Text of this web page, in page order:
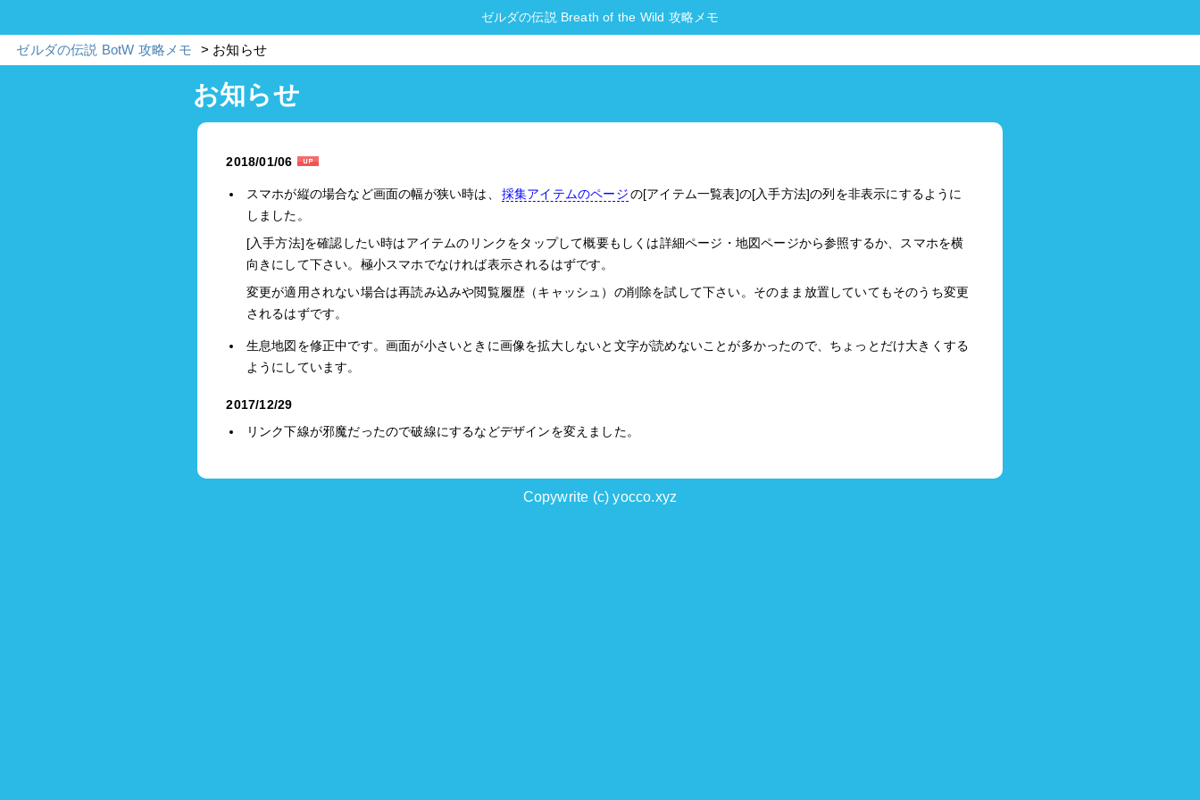
ゼルダの伝説 Breath of the Wild 攻略メモ
ゼルダの伝説 BotW 攻略メモ お知らせ
お知らせ
2018/01/06
スマホが縦の場合など画面の幅が狭い時は、 採集アイテムのページ の[アイテム一覧表]の[入手方法]の列を非表示にするように
しました。
[入手方法]を確認したい時はアイテムのリンクをタップして概要もしくは詳細ページ・地図ページから参照するか、スマホを横
向きにして下さい。極小スマホでなければ表示されるはずです。
変更が適用されない場合は再読み込みや閲覧履歴（キャッシュ）の削除を試して下さい。そのまま放置していてもそのうち変更
されるはずです。
生息地図を修正中です。画面が小さいときに画像を拡大しないと文字が読めないことが多かったので、ちょっとだけ大きくする
ようにしています。
2017/12/29
リンク下線が邪魔だったので破線にするなどデザインを変えました。
Copywrite (c) yocco.xyz